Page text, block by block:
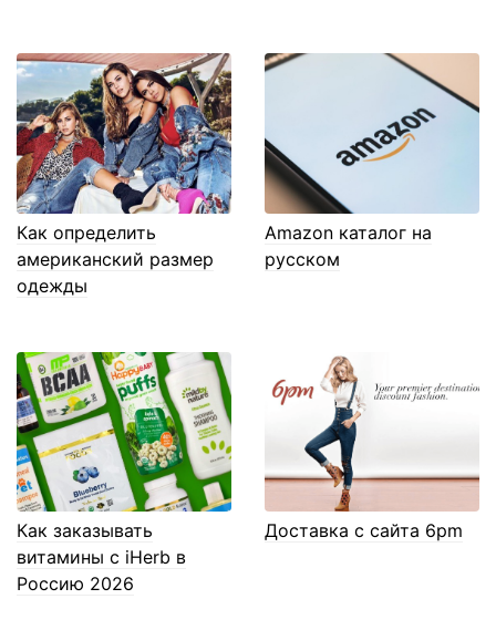
Как определить
американский размер
одежды
Amazon каталог на
русском
Как заказывать
витамины с iHerb в
Россию 2026
Доставка с сайта 6pm